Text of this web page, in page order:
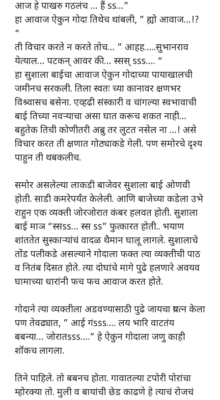
आज हे पाखरु गठलंच … हैं ss…”
हा आवाज ऐकुन गोदा तिथेच थांबली, ” ह्यो आवाज…!?
“
ती विचार करते न करते तोच… ” आहह…..सुभानराव
येत्याल… पटकन् आवर की… स्सस् sss…. “
हा सुशाला बाईचा आवाज ऐकुन गोदाच्या पायाखालची
जमीनच सरकली. तिला स्वतः च्या कानावर क्षणभर
विश्र्वासच बसेना. एव्हढी संस्कारी व चांगल्या स्वभावाची
बाई तिच्या नवऱ्याचा असा घात करूच शकत नाही…
बहुतेक तिची कोणीतरी अब्रु तर लुटत नसेल ना …! असे
विचार करत ती क्षणात गोठ्याकडे गेली. पण समोरचे दृश्य
पाहुन ती थबकलीच.
समोर असलेल्या लाकडी बाजेवर सुशाला बाई ओणवी
होती. साडी कमरेपर्यंत केलेली. आणि बाजेच्या कडेला उभे
राहुन एक व्यक्ती जोरजोरात कंबर हलवत होती. सुशाला
बाई माञ “स्सss… स्स ss” फुत्कारत होती.. भयाण
शांततेत सुस्काऱ्यांचं वादळ थैमान घालू लागले. सुशालाचे
तोंड पलीकडे असल्याने गोदाला फक्त त्या व्यक्तीची पाठ
व नितंब दिसत होते. त्या दोघांचे मागे पुढे हलणारे अवयव
घामाच्या धारांनी फच फच आवाज करत होते.
गोदाने त्या व्यक्तीला अडवण्यासाठी पुढे जायचा प्रयत्न केला
पण तेवढ्यात, ” आई गंsss…. लय भारि वाटतंय
बबन्या… जोरातsss….” हे ऐकुन गोदाला जणु काही
शॉकच लागला.
तिने पाहिले. तो बबनच होता. गावातल्या टपोरी पोरांचा
म्होरक्या तो. मुली व बायांची छेड काढणे हे त्याचं रोजचं